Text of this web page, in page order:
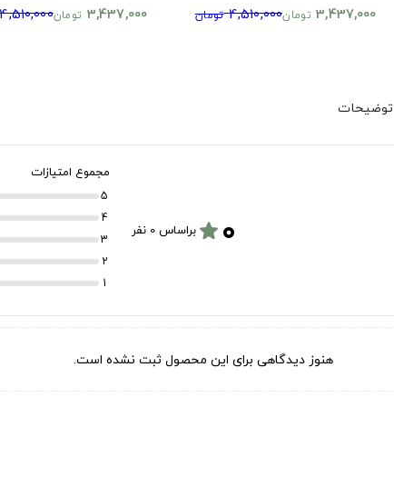
3,437,000 تومان4,510,000 تومان 3,437,000 تومان4,510,000
توضیحات
۰ starبراساس 0 نفر
مجموع امتیازات
5
4
3
2
1
هنوز دیدگاهی برای این محصول ثبت نشده است.